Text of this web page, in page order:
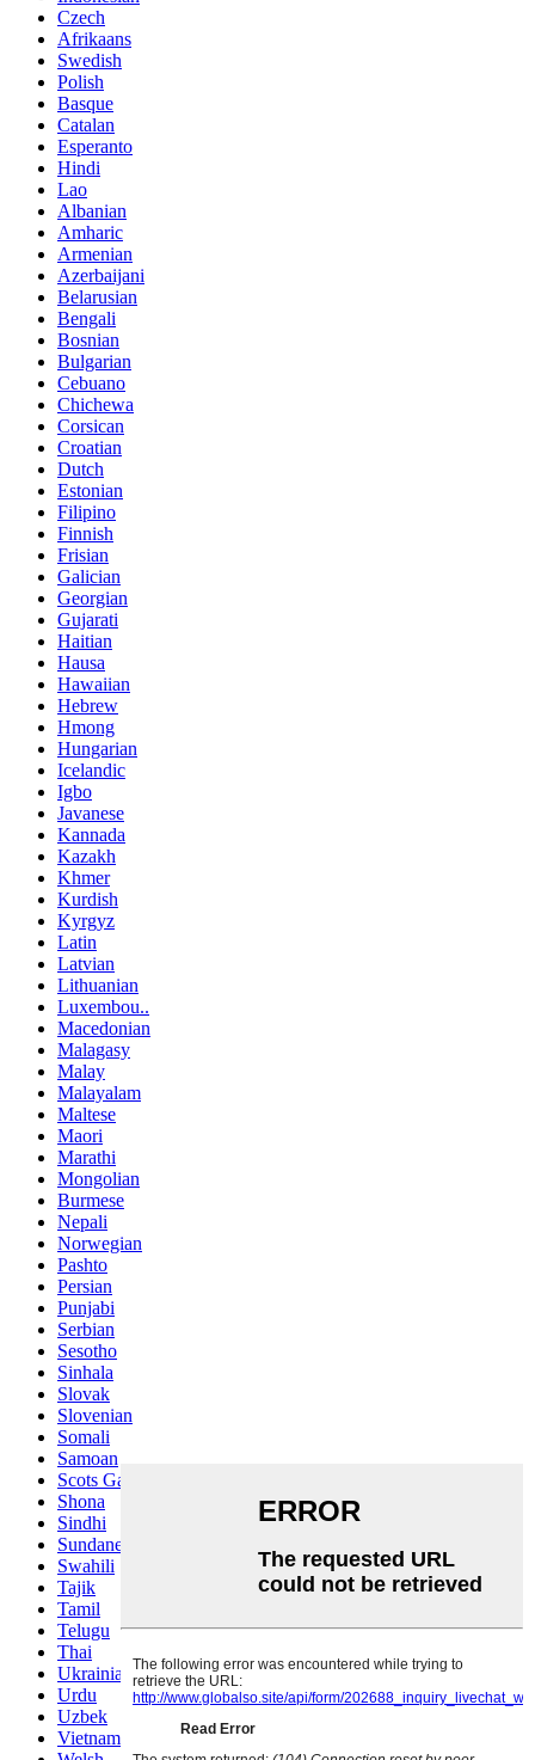
Czech
Afrikaans
Swedish
Polish
Basque
Catalan
Esperanto
Hindi
Lao
Albanian
Amharic
Armenian
Azerbaijani
Belarusian
Bengali
Bosnian
Bulgarian
Cebuano
Chichewa
Corsican
Croatian
Dutch
Estonian
Filipino
Finnish
Frisian
Galician
Georgian
Gujarati
Haitian
Hausa
Hawaiian
Hebrew
Hmong
Hungarian
Icelandic
Igbo
Javanese
Kannada
Kazakh
Khmer
Kurdish
Kyrgyz
Latin
Latvian
Lithuanian
Luxembou..
Macedonian
Malagasy
Malay
Malayalam
Maltese
Maori
Marathi
Mongolian
Burmese
Nepali
Norwegian
Pashto
Persian
Punjabi
Serbian
Sesotho
Sinhala
Slovak
Slovenian
Somali
Samoan
Scots Gaelic
Shona
Sindhi
Sundanese
Swahili
Tajik
Tamil
Telugu
Thai
Ukrainian
Urdu
Uzbek
Vietnamese